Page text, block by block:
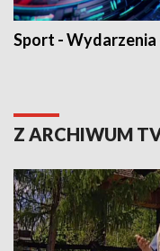
Sport -
Z ARCHIWUM